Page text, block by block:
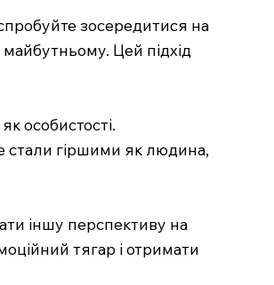
зосередитися на
майбутньому. Цей підхід
особистості.
стали гіршими як людина,
іншу перспективу на
тягар і отримати